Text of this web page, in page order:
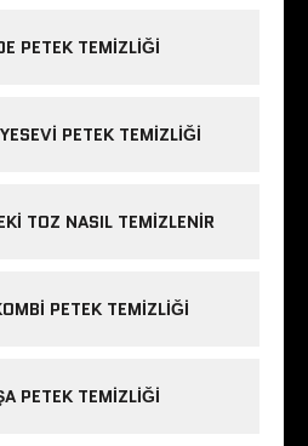
PETEK TEMIZLIĞI
PETEK TEMIZLIĞI
TOZ NASIL TEMIZLENIR
PETEK TEMIZLIĞI
PETEK TEMIZLIĞI